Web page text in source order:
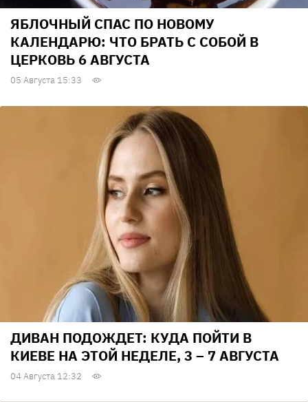
ЯБЛОЧНЫЙ СПАС ПО НОВОМУ
КАЛЕНДАРЮ: ЧТО БРАТЬ С СОБОЙ В
ЦЕРКОВЬ 6 АВГУСТА
05 Августа 15:33
ДИВАН ПОДОЖДЕТ: КУДА ПОЙТИ В
КИЕВЕ НА ЭТОЙ НЕДЕЛЕ, 3 – 7 АВГУСТА
04 Августа 12:32